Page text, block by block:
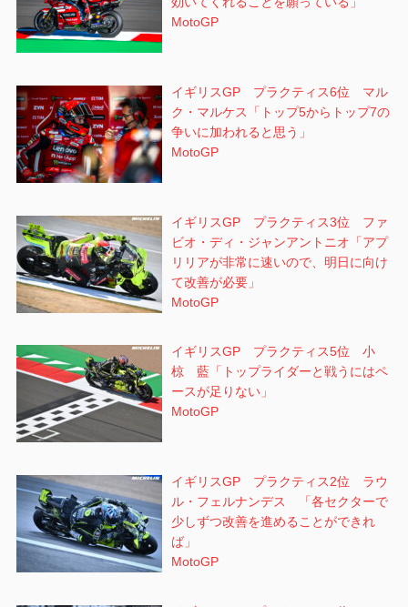
MotoGP
イギリスGP プラクティス6位 マル
ク・マルケス「トップ5からトップ7の
争いに加われると思う」
MotoGP
イギリスGP プラクティス3位 ファ
ビオ・ディ・ジャンアントニオ「アプ
リリアが非常に速いので、明日に向け
て改善が必要」
MotoGP
イギリスGP プラクティス5位 小
椋 藍「トップライダーと戦うにはペ
ースが足りない」
MotoGP
イギリスGP プラクティス2位 ラウ
ル・フェルナンデス 「各セクターで
少しずつ改善を進めることができれ
ば」
MotoGP